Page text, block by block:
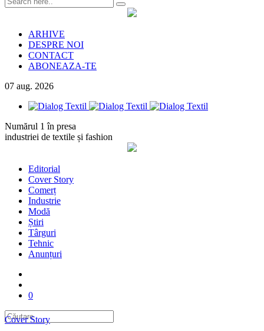
ARHIVE
DESPRE NOI
CONTACT
ABONEAZA-TE
07 aug. 2026
Numărul 1 în presa
industriei de textile și fashion
Editorial
Cover Story
Comerț
Industrie
Modă
Știri
Târguri
Tehnic
Anunțuri
0
Cover Story